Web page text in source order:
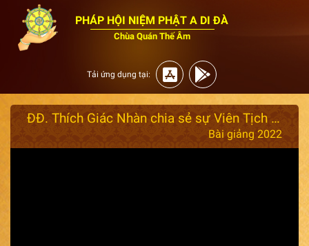
PHÁP HỘI NIỆM PHẬT A DI ĐÀ
Chùa Quán Thế Âm
Tải ứng dụng tại:
ĐĐ. Thích Giác Nhàn chia sẻ sự Viên Tịch của HT. Tịnh Không ( ngày 31/07/2022)
Bài giảng 2022